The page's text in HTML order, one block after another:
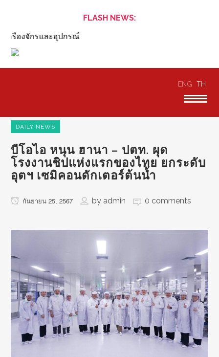
FLASH NEWS:
องจักรและอุปกรณ์
ENG TH
DAILY NEWS
บีโอไอ หนุน ฮานา – ปตท. ผุด
โรงงานชิปแห่งแรกของไทย ยกระดับ
อุตฯ เซมิคอนดักเตอร์ต้นน้ำ
กันยายน 25, 2567 by admin 0 comments